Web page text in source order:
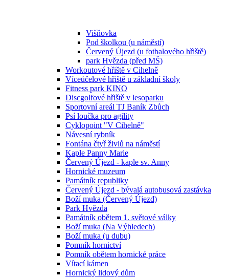
Višňovka
Pod školkou (u náměstí)
Červený Újezd (u fotbalového hřiště)
park Hvězda (před MŠ)
Workoutové hřiště v Cihelně
Víceúčelové hřiště u základní školy
Fitness park KINO
Discgolfové hřiště v lesoparku
Sportovní areál TJ Baník Zbůch
Psí loučka pro agility
Cyklopoint "V Cihelně"
Návesní rybník
Fontána čtyř živlů na náměstí
Kaple Panny Marie
Červený Újezd - kaple sv. Anny
Hornické muzeum
Památník republiky
Červený Újezd - bývalá autobusová zastávka
Boží muka (Červený Újezd)
Park Hvězda
Památník obětem 1. světové války
Boží muka (Na Výhledech)
Boží muka (u dubu)
Pomník hornictví
Pomník obětem hornické práce
Vítací kámen
Hornický lidový dům